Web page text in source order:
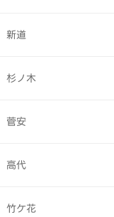
新道
杉ノ木
菅安
高代
竹ケ花